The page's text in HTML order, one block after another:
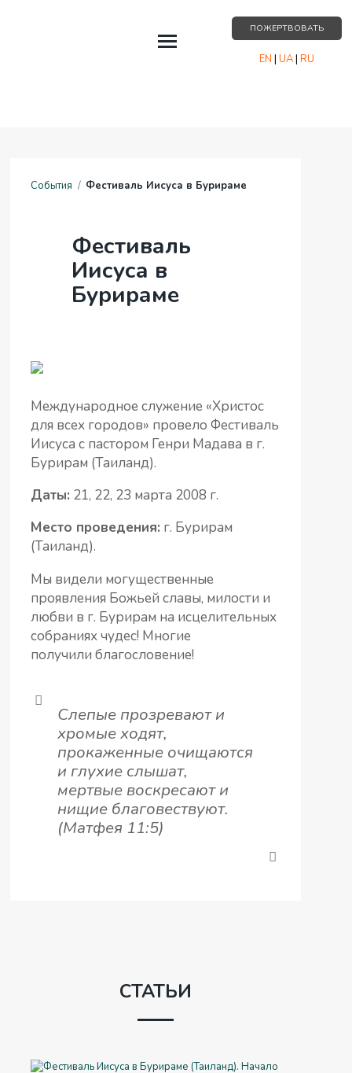
ПАРТНЁРСТВО
ПОЖЕРТВОВАТЬ
EN |UA|RU
События / Фестиваль Иисуса в Бурираме
Фестиваль
Иисуса в
Бурираме
Международное служение «Христос
для всех городов» провело Фестиваль
Иисуса с пастором Генри Мадава в г.
Бурирам (Таиланд).
Даты: 21, 22, 23 марта 2008 г.
Место проведения: г. Бурирам
(Таиланд).
Мы видели могущественные
проявления Божьей славы, милости и
любви в г. Бурирам на исцелительных
собраниях чудес! Многие
получили благословение!
Слепые прозревают и
хромые ходят,
прокаженные очищаются
и глухие слышат,
мертвые воскресают и
нищие благовествуют.
(Матфея 11:5)
СТАТЬИ